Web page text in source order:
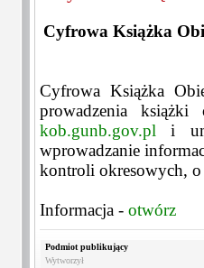
Cyfrowa Książka
Cyfrowa Książka
prowadzenia
kob.gunb.gov.pl i
wprowadzanie
kontroli okresowych,
Informacja - otwórz
Podmiot publikujący
Wytworzył